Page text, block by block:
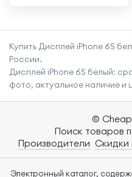
Купить Дисплей iPhone 6S
России.
Дисплей iPhone 6S белый:
фото, актуальное наличие и
©
Поиск товаров
Производители Скидки
Электронный каталог,